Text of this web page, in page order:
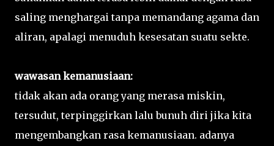
saling menghargai tanpa memandang agama dan
aliran, apalagi menuduh kesesatan suatu sekte.
wawasan kemanusiaan:
tidak akan ada orang yang merasa miskin,
tersudut, terpinggirkan lalu bunuh diri jika kita
mengembangkan rasa kemanusiaan. adanya